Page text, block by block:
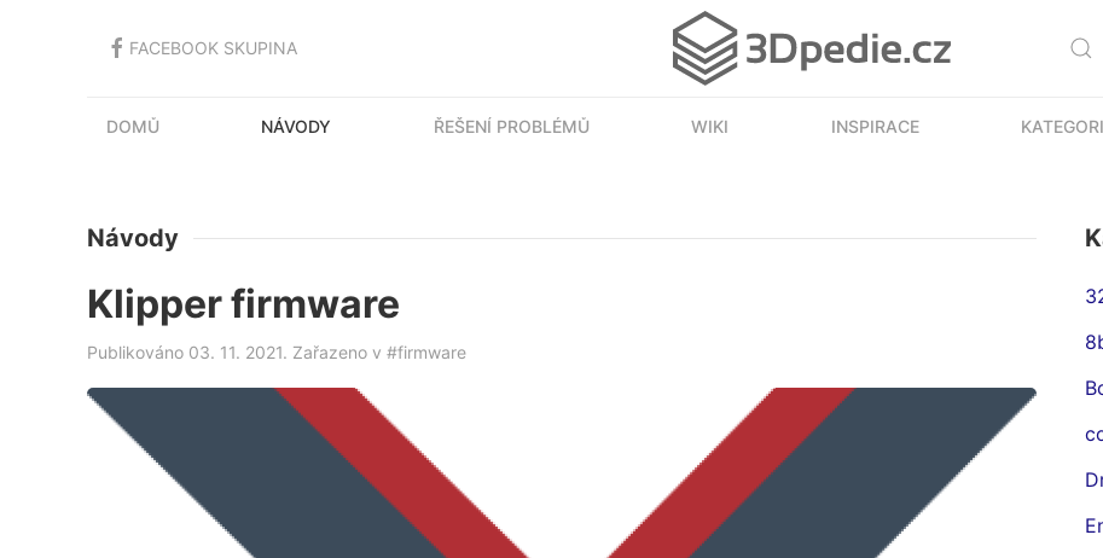
FACEBOOK SKUPINA
DOMŮ NÁVODY ŘEŠENÍ PROBLÉMŮ WIKI INSPIRACE
Návody
Klipper firmware
Publikováno 03. 11. 2021. Zařazeno v #firmware